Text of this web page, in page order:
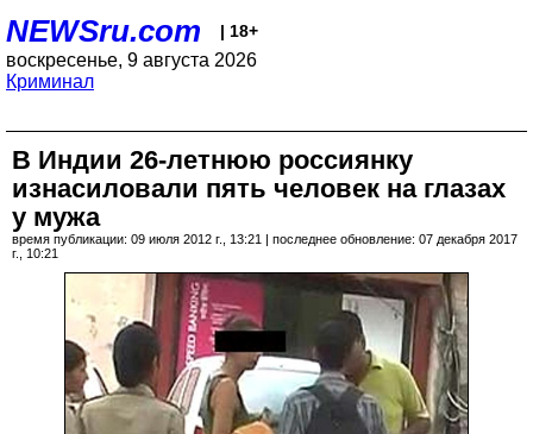
NEWSru.com | 18+
воскресенье, 9 августа 2026
Криминал
В Индии 26-летнюю россиянку
изнасиловали пять человек на глазах
у мужа
время публикации: 09 июля 2012 г., 13:21 | последнее обновление: 07 декабря 2017
г., 10:21